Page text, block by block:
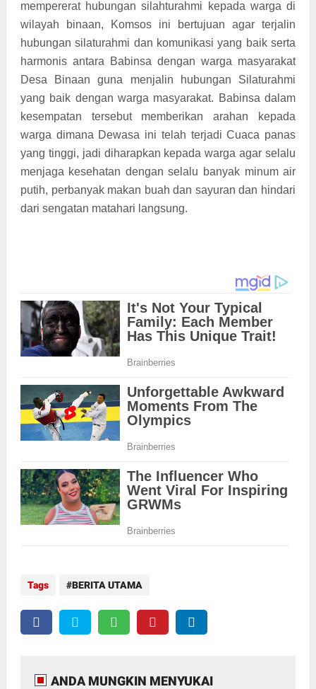
mempererat hubungan silahturahmi kepada warga di
wilayah binaan, Komsos ini bertujuan agar terjalin
hubungan silaturahmi dan komunikasi yang baik serta
harmonis antara Babinsa dengan warga masyarakat
Desa Binaan guna menjalin hubungan Silaturahmi
yang baik dengan warga masyarakat. Babinsa dalam
kesempatan tersebut memberikan arahan kepada
warga dimana Dewasa ini telah terjadi Cuaca panas
yang tinggi, jadi diharapkan kepada warga agar selalu
menjaga kesehatan dengan selalu banyak minum air
putih, perbanyak makan buah dan sayuran dan hindari
dari sengatan matahari langsung.
Tags BERITA UTAMA
ANDA MUNGKIN MENYUKAI